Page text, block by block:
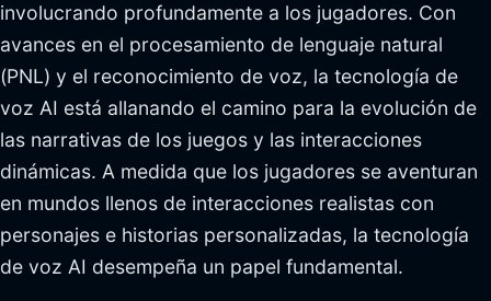
involucrando profundamente a los jugadores. Con
avances en el procesamiento de lenguaje natural
(PNL) y el reconocimiento de voz, la tecnología de
voz AI está allanando el camino para la evolución de
las narrativas de los juegos y las interacciones
dinámicas. A medida que los jugadores se aventuran
en mundos llenos de interacciones realistas con
personajes e historias personalizadas, la tecnología
de voz AI desempeña un papel fundamental.